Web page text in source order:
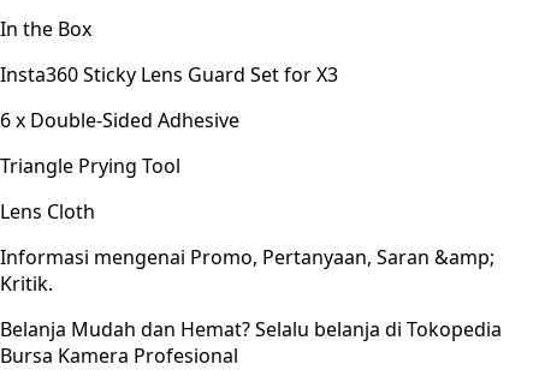
In the Box
Insta360 Sticky Lens Guard Set for X3
6 x Double-Sided Adhesive
Triangle Prying Tool
Lens Cloth
Informasi mengenai Promo, Pertanyaan, Saran &amp;
Kritik.
Belanja Mudah dan Hemat? Selalu belanja di Tokopedia
Bursa Kamera Profesional